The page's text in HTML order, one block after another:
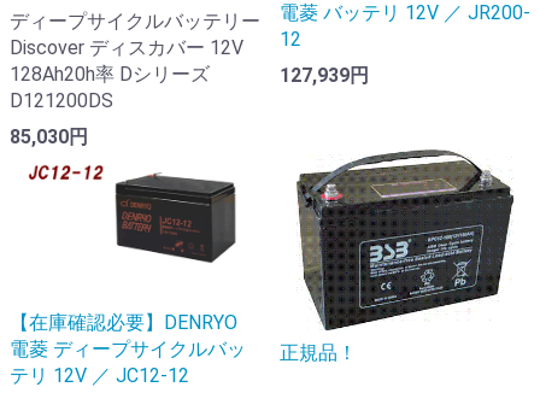
ディープサイクルバッテリー
Discover ディスカバー 12V
128Ah20h率 Dシリーズ
D121200DS
85,030円
電菱 バッテリ 12V ／ JR200-
12
127,939円
【在庫確認必要】DENRYO
電菱 ディープサイクルバッ
テリ 12V ／ JC12-12
正規品！